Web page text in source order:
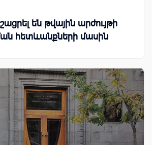
են թվային արժույթի
հետևանքների մասին